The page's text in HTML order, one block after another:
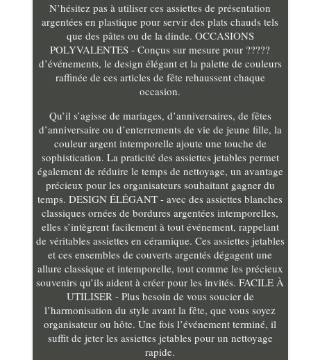
N’hésitez pas à utiliser ces assiettes de présentation
argentées en plastique pour servir des plats chauds tels
que des pâtes ou de la dinde. OCCASIONS
POLYVALENTES - Conçus sur mesure pour ?????
d’événements, le design élégant et la palette de couleurs
raffinée de ces articles de fête rehaussent chaque
occasion.
Qu’il s’agisse de mariages, d’anniversaires, de fêtes
d’anniversaire ou d’enterrements de vie de jeune fille, la
couleur argent intemporelle ajoute une touche de
sophistication. La praticité des assiettes jetables permet
également de réduire le temps de nettoyage, un avantage
précieux pour les organisateurs souhaitant gagner du
temps. DESIGN ÉLÉGANT - avec des assiettes blanches
classiques ornées de bordures argentées intemporelles,
elles s’intègrent facilement à tout événement, rappelant
de véritables assiettes en céramique. Ces assiettes jetables
et ces ensembles de couverts argentés dégagent une
allure classique et intemporelle, tout comme les précieux
souvenirs qu’ils aident à créer pour les invités. FACILE À
UTILISER - Plus besoin de vous soucier de
l’harmonisation du style avant la fête, que vous soyez
organisateur ou hôte. Une fois l’événement terminé, il
suffit de jeter les assiettes jetables pour un nettoyage
rapide.